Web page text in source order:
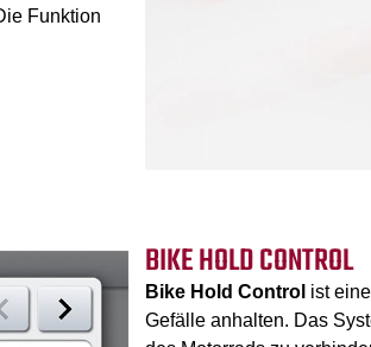
Funktion
BIKE HOLD CONTROL
Bike Hold Control ist
Gefälle anhalten. Das